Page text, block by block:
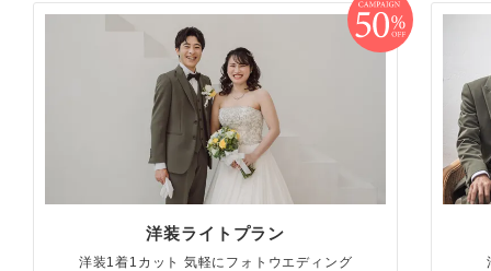
洋装ライトプラン
洋装1着1カット 気軽にフォトウエディング